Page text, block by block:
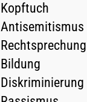
Kopftuch
Antisemitismus
Rechtsprechung
Bildung
Diskriminierung